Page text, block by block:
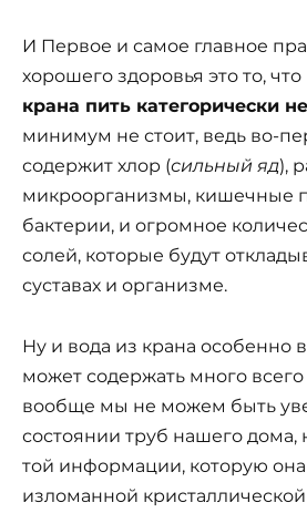
И Первое и самое главное
хорошего здоровья это то, что
крана пить категорически
минимум не стоит, ведь во-
содержит хлор (сильный яд),
микроорганизмы, кишечные
бактерии, и огромное
солей, которые будут
суставах и организме.
Ну и вода из крана особенно
может содержать много
вообще мы не можем быть
состоянии труб нашего дома,
той информации, которую она
изломанной